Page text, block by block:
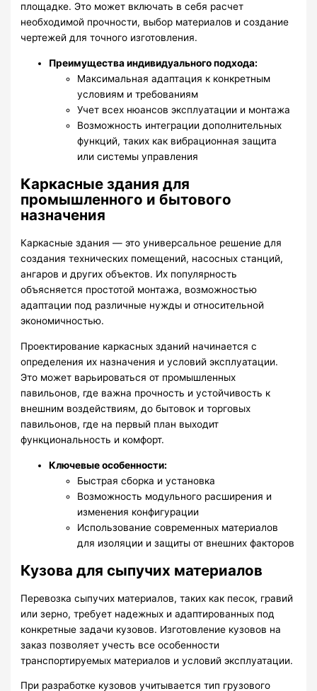
площадке. Это может включать в себя расчет
необходимой прочности, выбор материалов и создание
чертежей для точного изготовления.
Преимущества индивидуального подхода:
Максимальная адаптация к конкретным
условиям и требованиям
Учет всех нюансов эксплуатации и монтажа
Возможность интеграции дополнительных
функций, таких как вибрационная защита
или системы управления
Каркасные здания для
промышленного и бытового
назначения
Каркасные здания — это универсальное решение для
создания технических помещений, насосных станций,
ангаров и других объектов. Их популярность
объясняется простотой монтажа, возможностью
адаптации под различные нужды и относительной
экономичностью.
Проектирование каркасных зданий начинается с
определения их назначения и условий эксплуатации.
Это может варьироваться от промышленных
павильонов, где важна прочность и устойчивость к
внешним воздействиям, до бытовок и торговых
павильонов, где на первый план выходит
функциональность и комфорт.
Ключевые особенности:
Быстрая сборка и установка
Возможность модульного расширения и
изменения конфигурации
Использование современных материалов
для изоляции и защиты от внешних факторов
Кузова для сыпучих материалов
Перевозка сыпучих материалов, таких как песок, гравий
или зерно, требует надежных и адаптированных под
конкретные задачи кузовов. Изготовление кузовов на
заказ позволяет учесть все особенности
транспортируемых материалов и условий эксплуатации.
При разработке кузовов учитывается тип грузового